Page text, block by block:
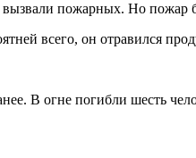
вызвали пожарных. Но
всего, он отравился
В огне погибли шесть